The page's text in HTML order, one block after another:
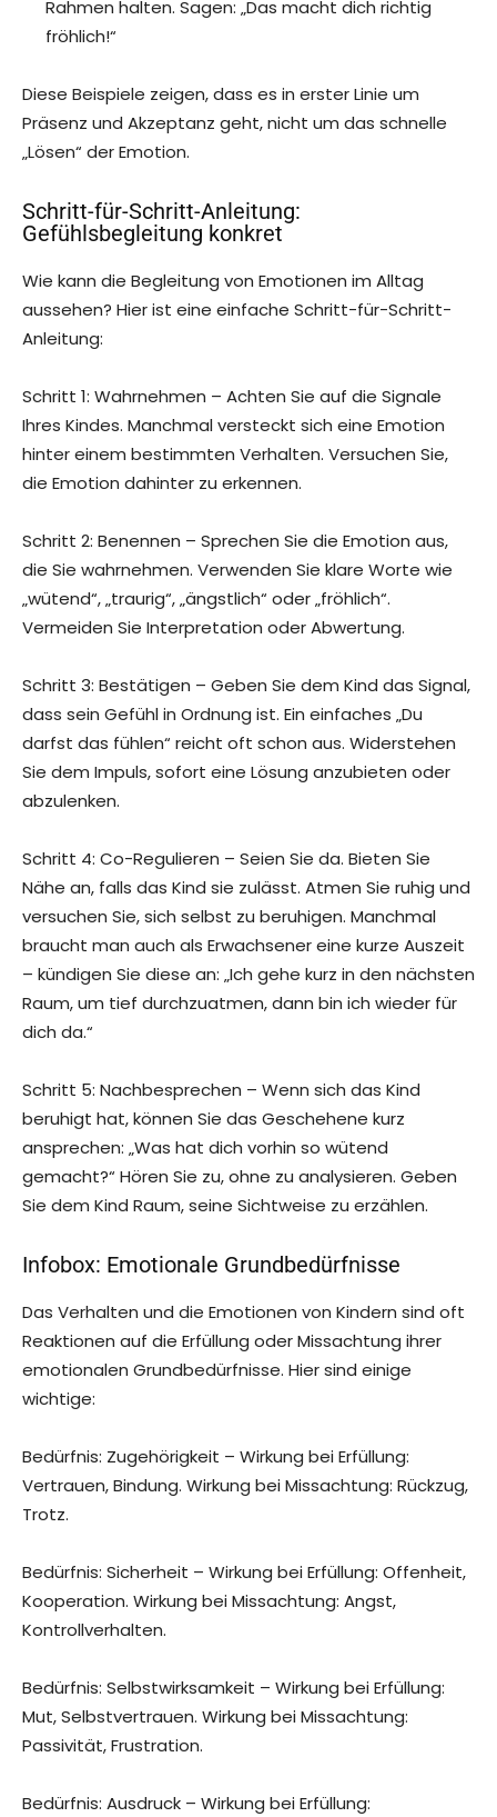
Rahmen halten. Sagen: „Das macht dich richtig
fröhlich!“
Diese Beispiele zeigen, dass es in erster Linie um
Präsenz und Akzeptanz geht, nicht um das schnelle
„Lösen“ der Emotion.
Schritt-für-Schritt-Anleitung:
Gefühlsbegleitung konkret
Wie kann die Begleitung von Emotionen im Alltag
aussehen? Hier ist eine einfache Schritt-für-Schritt-
Anleitung:
Schritt 1: Wahrnehmen – Achten Sie auf die Signale
Ihres Kindes. Manchmal versteckt sich eine Emotion
hinter einem bestimmten Verhalten. Versuchen Sie,
die Emotion dahinter zu erkennen.
Schritt 2: Benennen – Sprechen Sie die Emotion aus,
die Sie wahrnehmen. Verwenden Sie klare Worte wie
„wütend“, „traurig“, „ängstlich“ oder „fröhlich“.
Vermeiden Sie Interpretation oder Abwertung.
Schritt 3: Bestätigen – Geben Sie dem Kind das Signal,
dass sein Gefühl in Ordnung ist. Ein einfaches „Du
darfst das fühlen“ reicht oft schon aus. Widerstehen
Sie dem Impuls, sofort eine Lösung anzubieten oder
abzulenken.
Schritt 4: Co-Regulieren – Seien Sie da. Bieten Sie
Nähe an, falls das Kind sie zulässt. Atmen Sie ruhig und
versuchen Sie, sich selbst zu beruhigen. Manchmal
braucht man auch als Erwachsener eine kurze Auszeit
– kündigen Sie diese an: „Ich gehe kurz in den nächsten
Raum, um tief durchzuatmen, dann bin ich wieder für
dich da.“
Schritt 5: Nachbesprechen – Wenn sich das Kind
beruhigt hat, können Sie das Geschehene kurz
ansprechen: „Was hat dich vorhin so wütend
gemacht?“ Hören Sie zu, ohne zu analysieren. Geben
Sie dem Kind Raum, seine Sichtweise zu erzählen.
Infobox: Emotionale Grundbedürfnisse
Das Verhalten und die Emotionen von Kindern sind oft
Reaktionen auf die Erfüllung oder Missachtung ihrer
emotionalen Grundbedürfnisse. Hier sind einige
wichtige:
Bedürfnis: Zugehörigkeit – Wirkung bei Erfüllung:
Vertrauen, Bindung. Wirkung bei Missachtung: Rückzug,
Trotz.
Bedürfnis: Sicherheit – Wirkung bei Erfüllung: Offenheit,
Kooperation. Wirkung bei Missachtung: Angst,
Kontrollverhalten.
Bedürfnis: Selbstwirksamkeit – Wirkung bei Erfüllung:
Mut, Selbstvertrauen. Wirkung bei Missachtung:
Passivität, Frustration.
Bedürfnis: Ausdruck – Wirkung bei Erfüllung: